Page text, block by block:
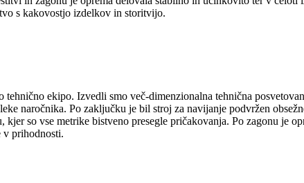
s kakovostjo izdelkov in storitvijo.
ekipo. Izvedli smo več-dimenzionalna tehnična
naročnika. Po zaključku je bil stroj za navijanje podvržen
so vse metrike bistveno presegle pričakovanja. Po zagonu je
v prihodnosti.